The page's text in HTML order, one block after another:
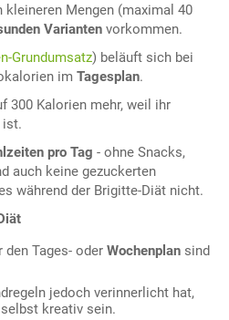
Mengen (maximal 40
Varianten vorkommen.
Grundumsatz) beläuft sich bei
im Tagesplan.
300 Kalorien mehr, weil ihr
ist.
pro Tag - ohne Snacks,
auch keine gezuckerten
während der Brigitte-Diät nicht.
den Tages- oder Wochenplan sind
jedoch verinnerlicht hat,
kreativ sein.